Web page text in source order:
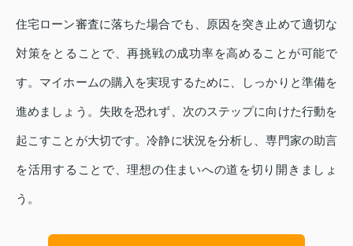
住宅ローン審査に落ちた場合でも、原因を突き止めて適切な
対策をとることで、再挑戦の成功率を高めることが可能で
す。マイホームの購入を実現するために、しっかりと準備を
進めましょう。失敗を恐れず、次のステップに向けた行動を
起こすことが大切です。冷静に状況を分析し、専門家の助言
を活用することで、理想の住まいへの道を切り開きましょ
う。